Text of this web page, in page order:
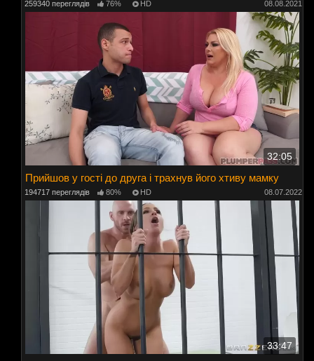
259340 переглядів 76% HD 08.08.2021
32:05
Прийшов у гості до друга і трахнув його хтиву мамку
194717 переглядів 80% HD 08.07.2022
33:47